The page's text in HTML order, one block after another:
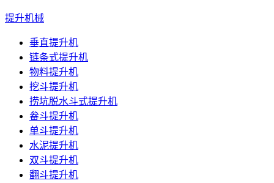
提升机械
垂直提升机
链条式提升机
物料提升机
挖斗提升机
捞坑脱水斗式提升机
畚斗提升机
单斗提升机
水泥提升机
双斗提升机
翻斗提升机